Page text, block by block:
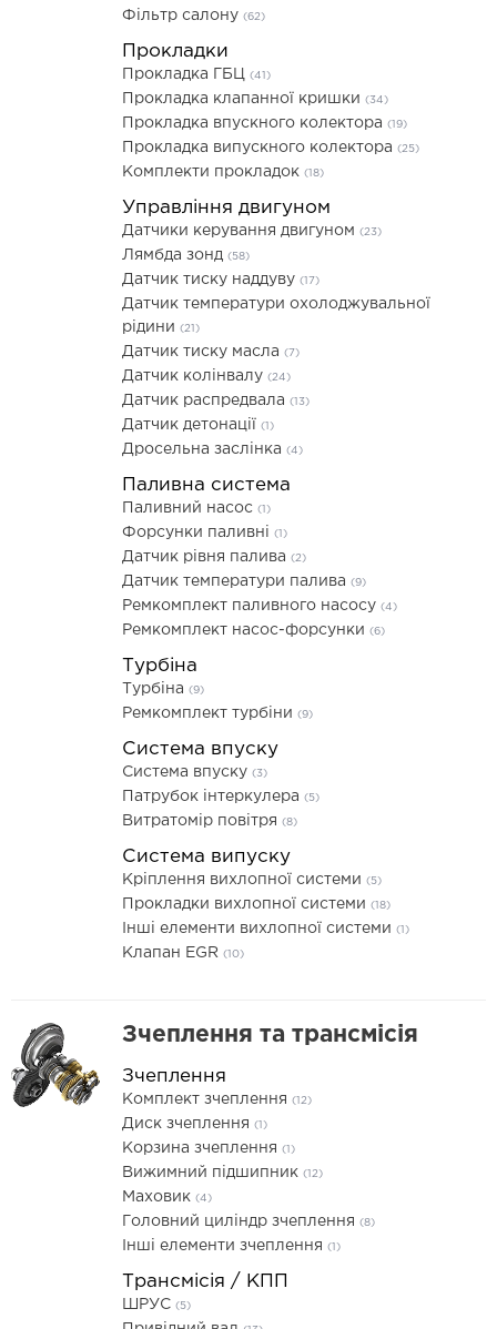
Фільтр салону (62)
Прокладки
Прокладка ГБЦ (41)
Прокладка клапанної кришки (34)
Прокладка впускного колектора (19)
Прокладка випускного колектора (25)
Комплекти прокладок (18)
Управління двигуном
Датчики керування двигуном (23)
Лямбда зонд (58)
Датчик тиску наддуву (17)
Датчик температури охолоджувальної
рідини (21)
Датчик тиску масла (7)
Датчик колінвалу (24)
Датчик распредвала (13)
Датчик детонації (1)
Дросельна заслінка (4)
Паливна система
Паливний насос (1)
Форсунки паливні (1)
Датчик рівня палива (2)
Датчик температури палива (9)
Ремкомплект паливного насосу (4)
Ремкомплект насос-форсунки (6)
Турбіна
Турбіна (9)
Ремкомплект турбіни (9)
Система впуску
Система впуску (3)
Патрубок інтеркулера (5)
Витратомір повітря (8)
Система випуску
Кріплення вихлопної системи (5)
Прокладки вихлопної системи (18)
Інші елементи вихлопної системи (1)
Клапан EGR (10)
Зчеплення та трансмісія
Зчеплення
Комплект зчеплення (12)
Диск зчеплення (1)
Корзина зчеплення (1)
Вижимний підшипник (12)
Маховик (4)
Головний циліндр зчеплення (8)
Інші елементи зчеплення (1)
Трансмісія / КПП
ШРУС (5)